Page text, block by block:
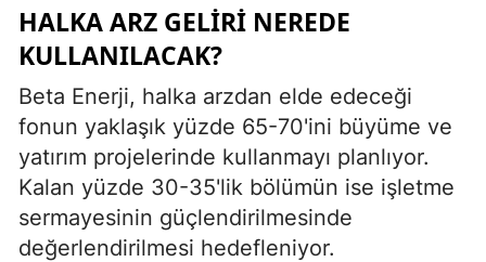
HALKA ARZ GELIRI NEREDE
KULLANILACAK?
Beta Enerji, halka arzdan elde edeceği
fonun yaklaşık yüzde 65-70'ini büyüme ve
yatırım projelerinde kullanmayı planlıyor.
Kalan yüzde 30-35'lik bölümün ise işletme
sermayesinin güçlendirilmesinde
değerlendirilmesi hedefleniyor.